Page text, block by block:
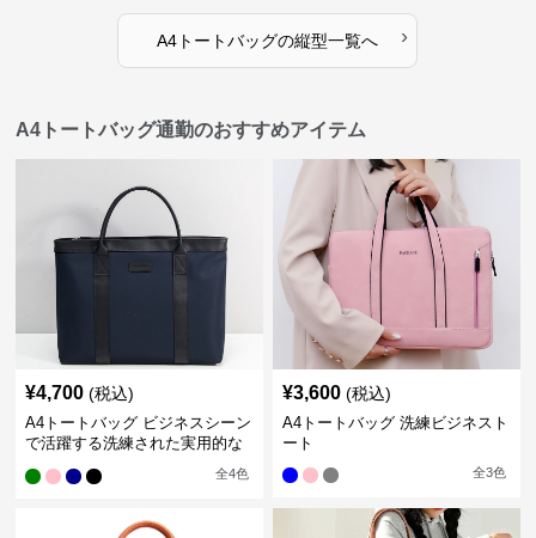
A4トートバッグの縦型一覧へ ›
A4トートバッグ通勤のおすすめアイテム
¥4,700 (税込)
A4トートバッグ ビジネスシーン
で活躍する洗練された実用的な
全4色
¥3,600 (税込)
A4トートバッグ 洗練ビジネスト
ート
全3色